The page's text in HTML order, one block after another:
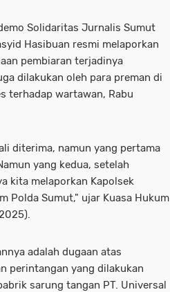
Solidaritas Jurnalis Sumut
Hasibuan resmi melaporkan
pembiaran terjadinya
dilakukan oleh para preman di
terhadap wartawan, Rabu
diterima, namun yang pertama
yang kedua, setelah
kita melaporkan Kapolsek
Polda Sumut," ujar Kuasa Hukum
adalah dugaan atas
perintangan yang dilakukan
sarung tangan PT. Universal